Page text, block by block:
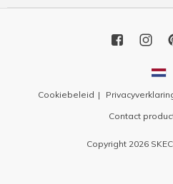
Cookiebeleid
Contact
Copyright 2026